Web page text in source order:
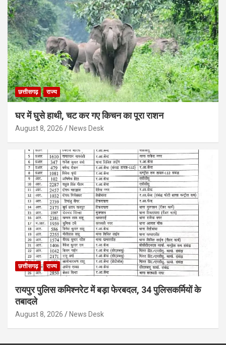
छत्तीसगढ़ राज्य
घर में घुसे हाथी, चट कर गए किचन का पूरा राशन
August 8, 2026 News Desk
छत्तीसगढ़ राज्य
रायपुर पुलिस कमिश्नरेट में बड़ा फेरबदल, 34 पुलिसकर्मियों के
तबादले
August 8, 2026 News Desk